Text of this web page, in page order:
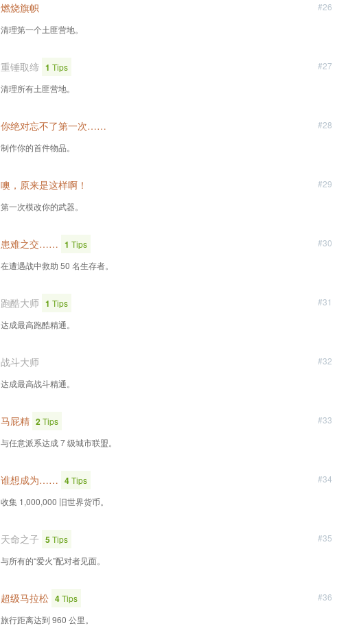
#26
燃烧旗帜
清理第一个土匪营地。
#27
重锤取缔 1 Tips
清理所有土匪营地。
#28
你绝对忘不了第一次……
制作你的首件物品。
#29
噢，原来是这样啊！
第一次模改你的武器。
#30
患难之交…… 1 Tips
在遭遇战中救助 50 名生存者。
#31
跑酷大师 1 Tips
达成最高跑酷精通。
#32
战斗大师
达成最高战斗精通。
#33
马屁精 2Tips
与任意派系达成 7 级城市联盟。
#34
谁想成为…… 4Tips
收集 1,000,000 旧世界货币。
#35
天命之子 5Tips
与所有的“爱火”配对者见面。
#36
超级马拉松 4Tips
旅行距离达到 960 公里。